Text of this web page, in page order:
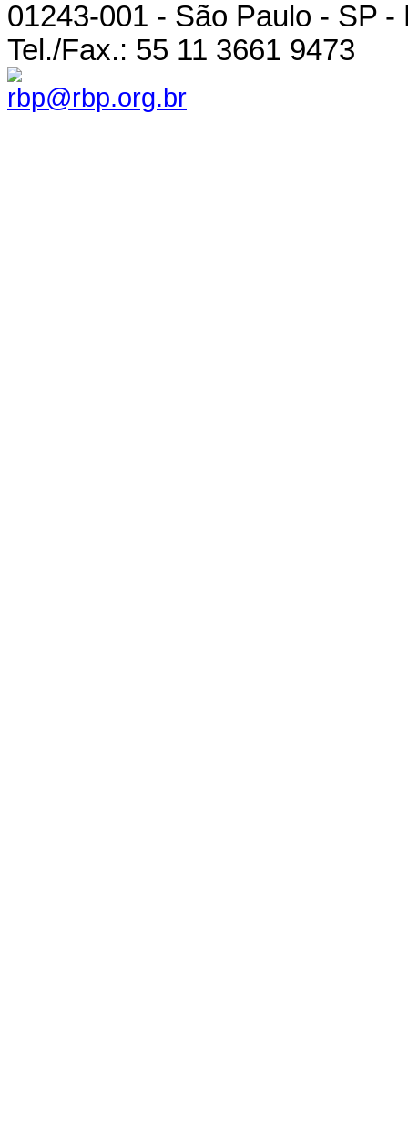
01243-001 - São Paulo - SP -
Tel./Fax.: 55 11 3661 9473
rbp@rbp.org.br